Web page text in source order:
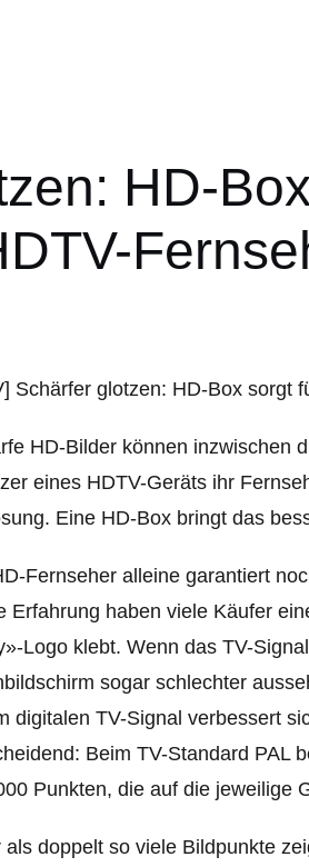
HD-
HD-Bilder können inzwischen
eines HDTV-Geräts ihr
Eine HD-Box bringt das
Fernseher alleine garantiert
Erfahrung haben viele Käufer
Logo klebt. Wenn das TV-
sogar schlechter
digitalen TV-Signal verbessert
Beim TV-Standard PAL
Punkten, die auf die jeweilige
als doppelt so viele Bildpunkte